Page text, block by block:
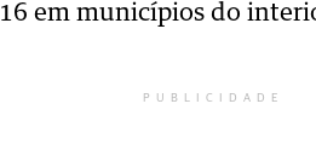
em municípios do
PUBLICIDADE